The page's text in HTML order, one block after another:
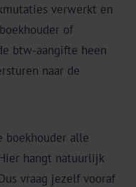
verwerkt en
of
btw-aangifte heen
naar de
boekhouder alle
hangt natuurlijk
vraag jezelf vooraf